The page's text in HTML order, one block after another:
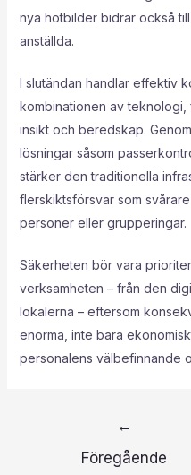
nya hotbilder bidrar också
anställda.
I slutändan handlar effektiv
kombinationen av teknologi,
insikt och beredskap.
lösningar såsom
stärker den traditionella
flerskiktsförsvar som
personer eller grupperingar.
Säkerheten bör vara
verksamheten – från den
lokalerna – eftersom
enorma, inte bara
personalens välbefinnande
←
Föregående